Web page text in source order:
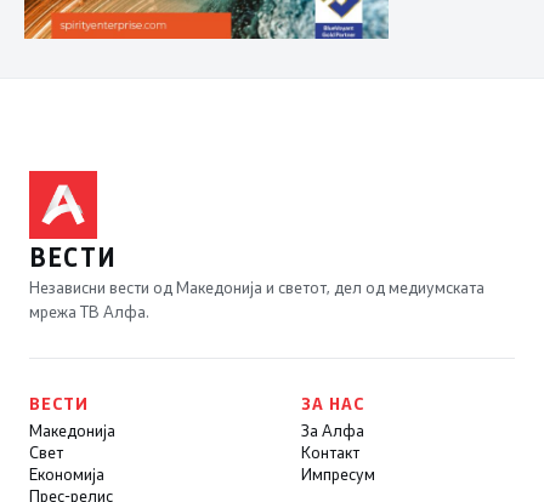
ВЕСТИ
Независни вести од Македонија и светот, дел од медиумската
мрежа ТВ Алфа.
ВЕСТИ
Македонија
Свет
Економија
Прес-релис
ЗА НАС
За Алфа
Контакт
Импресум